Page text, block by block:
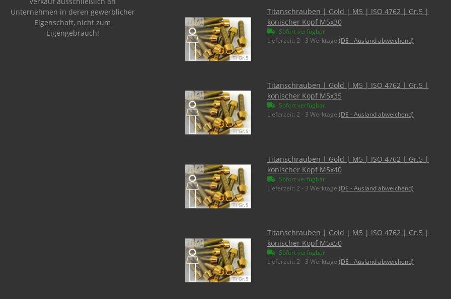
Titanschrauben | Gold | M5 | ISO 4762 | Gr.5 |
konischer Kopf M5x30
Sofort verfügbar
Lieferzeit: 2 - 3 Werktage (DE - Ausland abweichend)
Titanschrauben | Gold | M5 | ISO 4762 | Gr.5 |
konischer Kopf M5x35
Sofort verfügbar
Lieferzeit: 2 - 3 Werktage (DE - Ausland abweichend)
Titanschrauben | Gold | M5 | ISO 4762 | Gr.5 |
konischer Kopf M5x40
Sofort verfügbar
Lieferzeit: 2 - 3 Werktage (DE - Ausland abweichend)
Titanschrauben | Gold | M5 | ISO 4762 | Gr.5 |
konischer Kopf M5x50
Sofort verfügbar
Lieferzeit: 2 - 3 Werktage (DE - Ausland abweichend)
Unternehmen in deren gewerblicher
Eigenschaft, nicht zum
Eigengebrauch!